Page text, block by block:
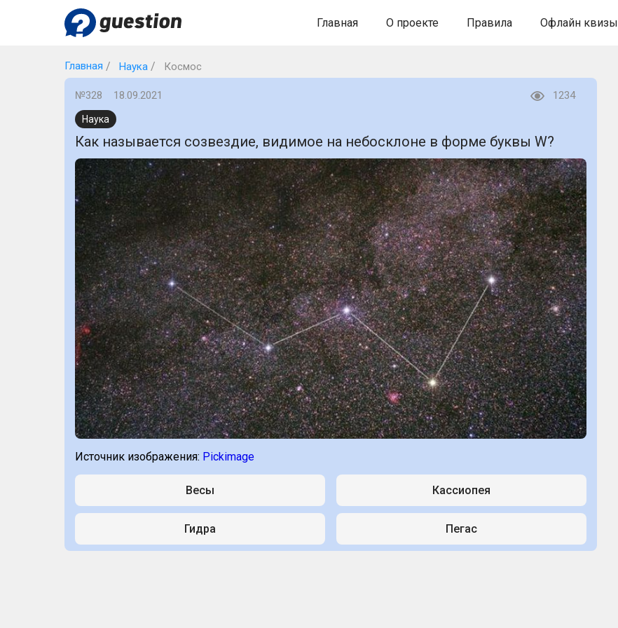
Главная О проекте Правила Офлайн квизы
Главная Наука Космос
№328 18.09.2021 1234
Наука
Как называется созвездие, видимое на небосклоне в форме буквы W?
Источник изображения: Pickimage
Весы Кассиопея
Гидра Пегас